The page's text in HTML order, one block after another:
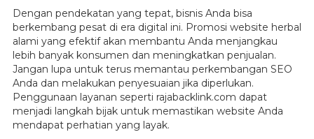
Dengan pendekatan yang tepat, bisnis Anda bisa
berkembang pesat di era digital ini. Promosi website herbal
alami yang efektif akan membantu Anda menjangkau
lebih banyak konsumen dan meningkatkan penjualan.
Jangan lupa untuk terus memantau perkembangan SEO
Anda dan melakukan penyesuaian jika diperlukan.
Penggunaan layanan seperti rajabacklink.com dapat
menjadi langkah bijak untuk memastikan website Anda
mendapat perhatian yang layak.